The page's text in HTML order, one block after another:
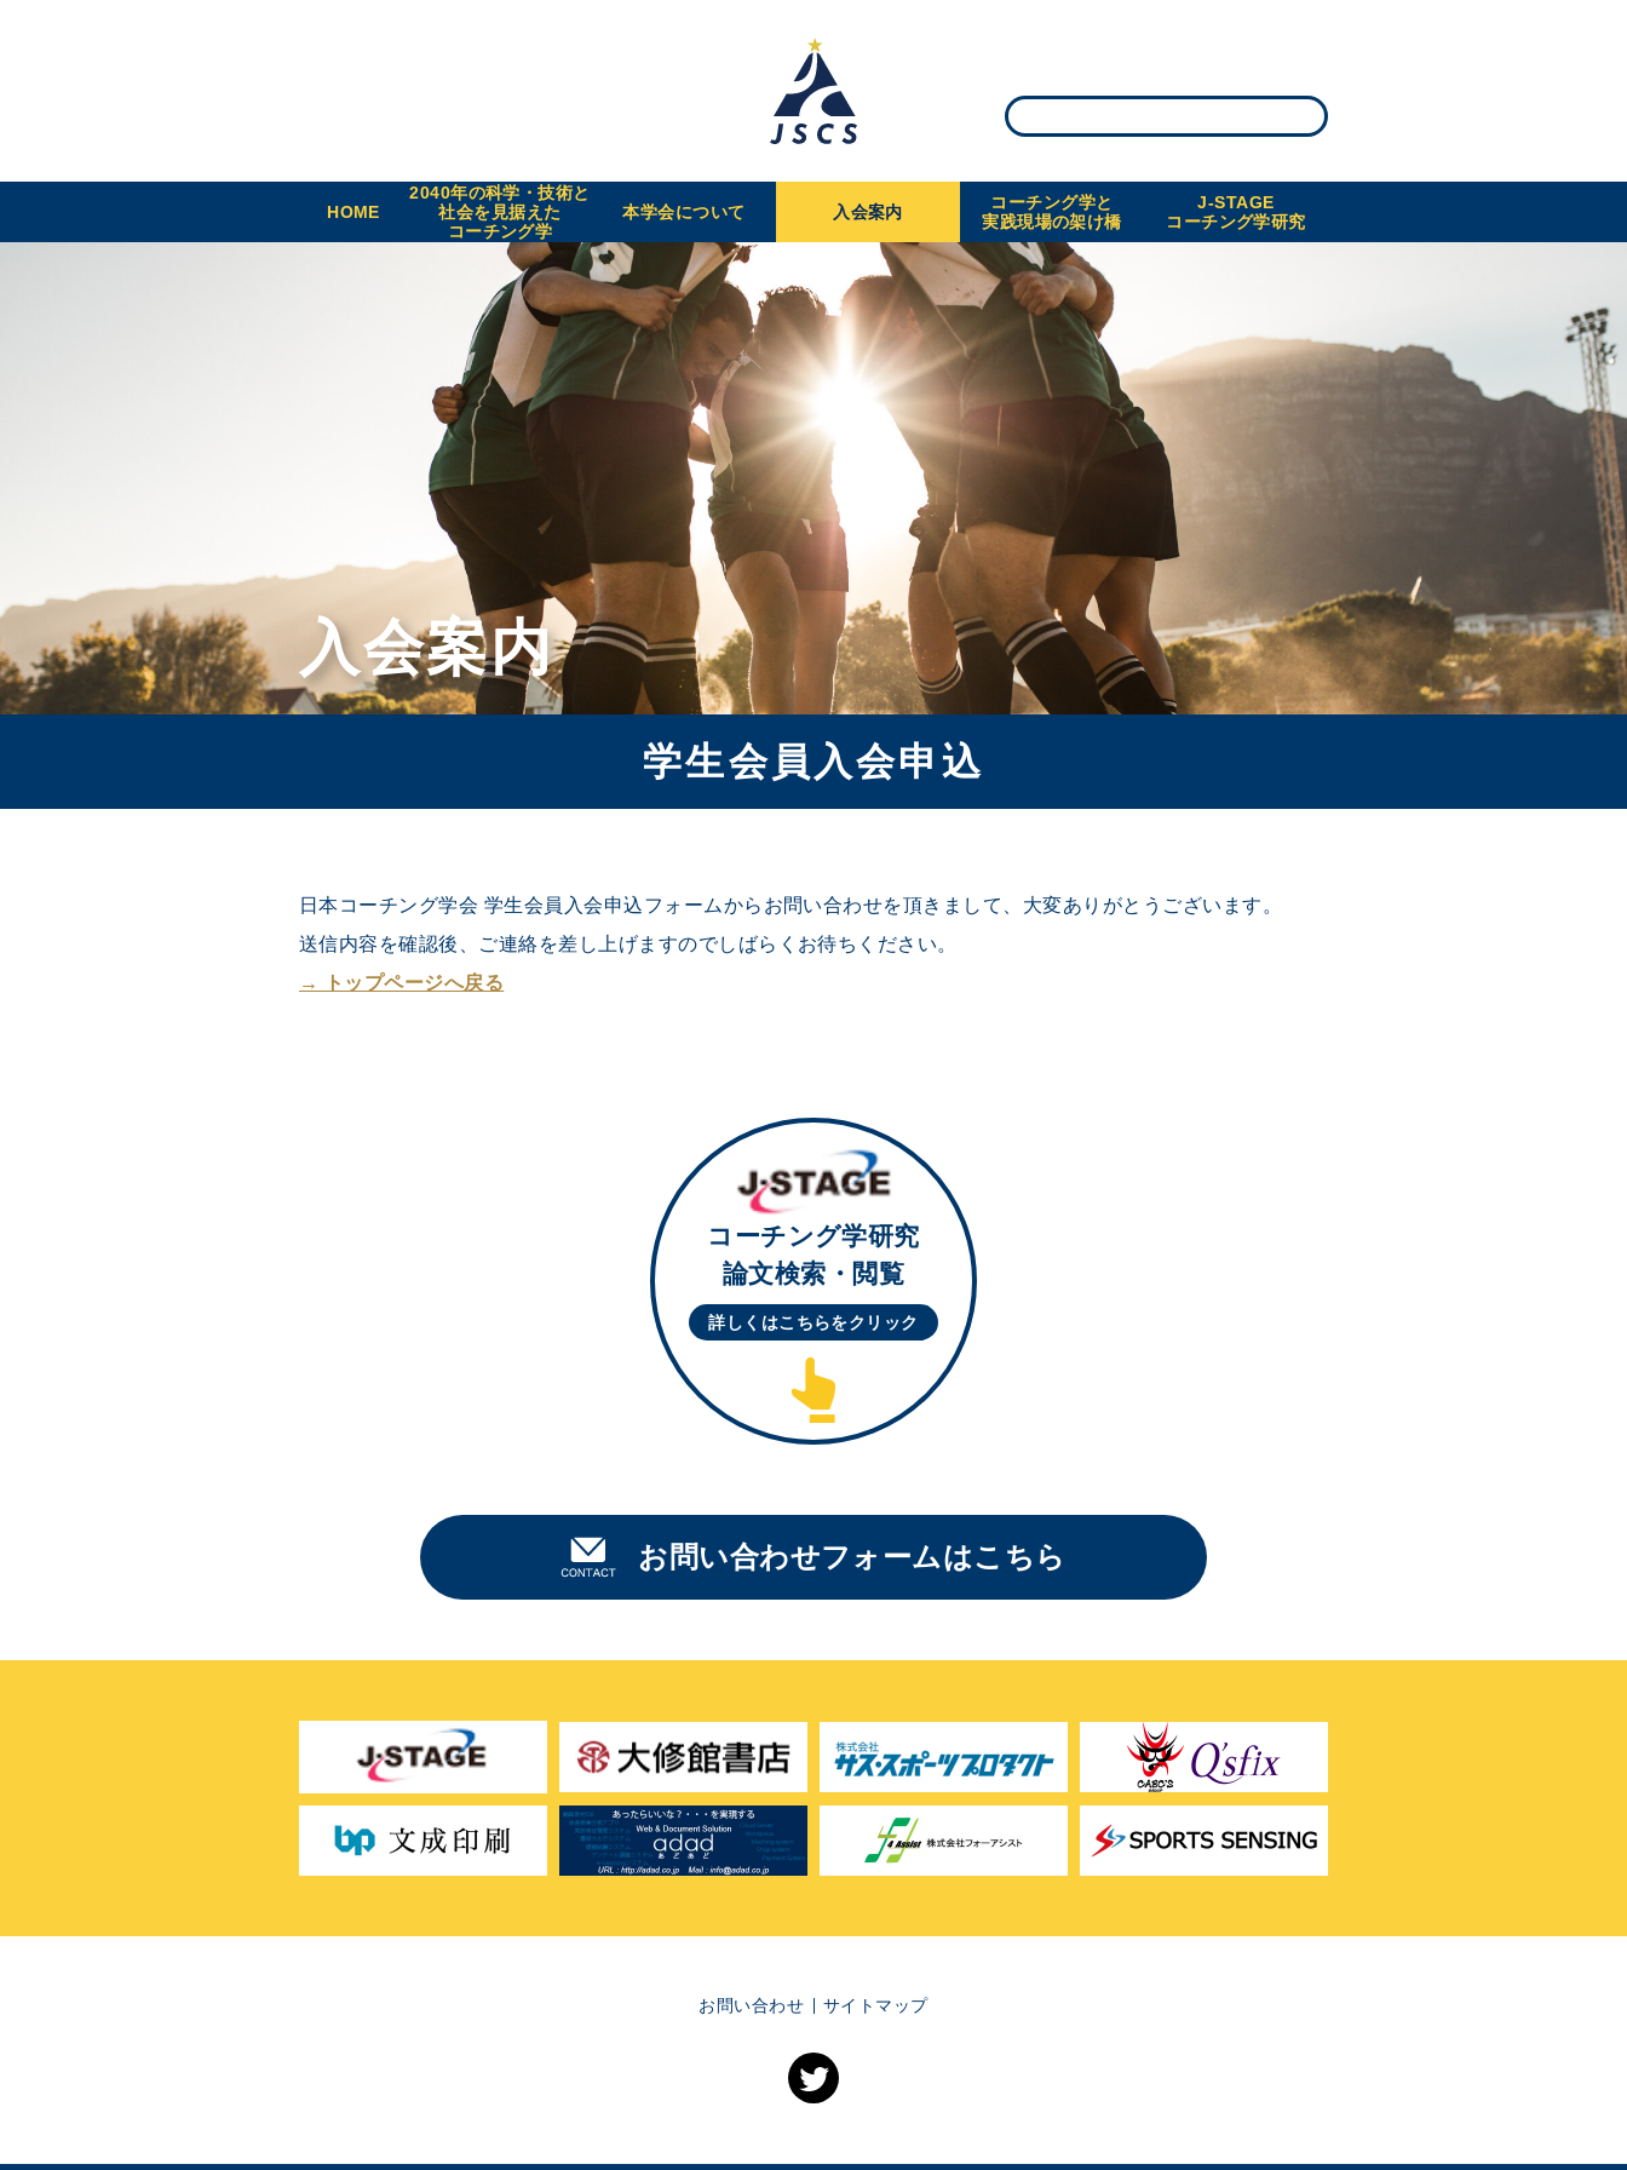
HOME
2040年の科学・技術と
社会を見据えた
コーチング学
本学会について 入会案内
コーチング学と
実践現場の架け橋
J-STAGE
コーチング学研究
入会案内
学生会員入会申込
日本コーチング学会 学生会員入会申込フォームからお問い合わせを頂きまして、大変ありがとうございます。
送信内容を確認後、ご連絡を差し上げますのでしばらくお待ちください。
→ トップページへ戻る
コーチング学研究
論文検索・閲覧
詳しくはこちらをクリック
お問い合わせフォームはこちら
お問い合わせ サイトマップ